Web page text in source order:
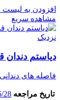
افزودن به لیست
مشاهده سریع
نزدیک
دیاستم دندان
فاصله های دندانی
تاریخ مراجعه 28